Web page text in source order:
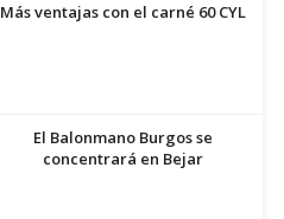
Más ventajas con el carné 60 CYL
El Balonmano Burgos se
concentrará en Bejar